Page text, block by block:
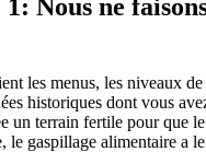
Nous ne
les menus, les niveaux
historiques dont vous
un terrain fertile pour que
le gaspillage alimentaire a